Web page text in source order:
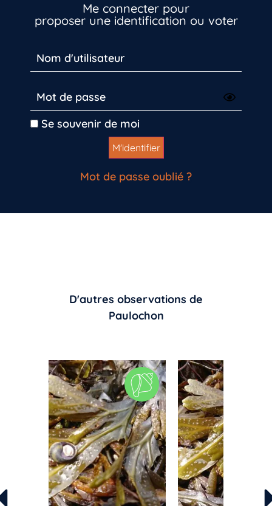
Me connecter pour
proposer une identification ou voter
Se souvenir de moi
Mot de passe oublié ?
D'autres observations de
Paulochon